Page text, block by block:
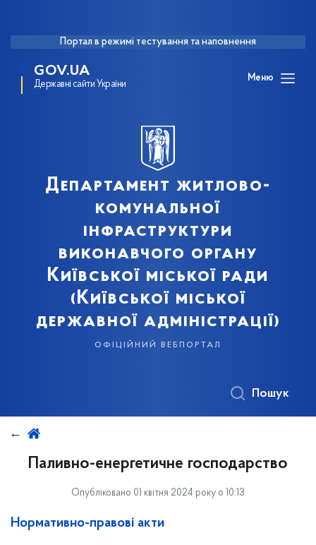
Портал в режимі тестування та наповнення
GOV.UA
Державні сайти України
Меню
Департамент житлово-
комунальної
інфраструктури
виконавчого органу
Київської міської ради
(Київської міської
державної адміністрації)
офіційний вебпортал
Пошук
Паливно-енергетичне господарство
Опубліковано 01 квітня 2024 року о 10:13
Нормативно-правові акти